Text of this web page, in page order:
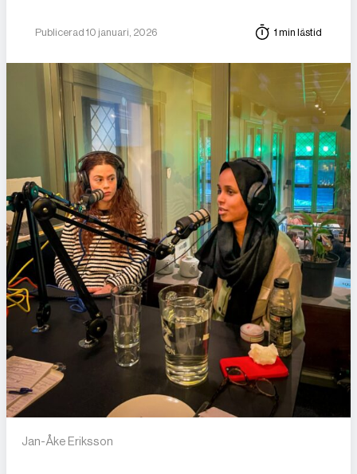
Publicerad 10 januari, 2026 1 min lästid
Jan-Åke Eriksson